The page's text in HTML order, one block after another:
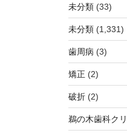
未分類(33)
未分類(1,331)
歯周病 (3)
矯正 (2)
破折(2)
鵜の木歯科ク